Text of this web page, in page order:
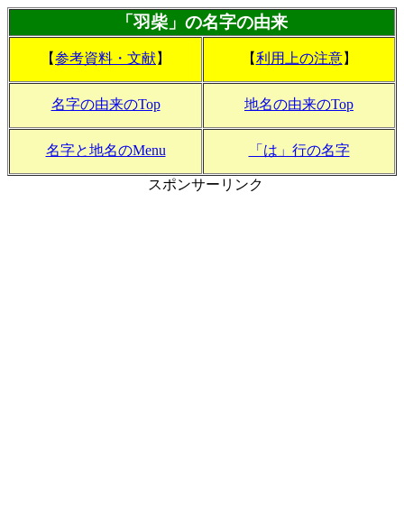
「羽柴」の名字の由来
【参考資料・文献】 【利用上の注意】
名字の由来のTop 地名の由来のTop
名字と地名のMenu 「は」行の名字
スポンサーリンク